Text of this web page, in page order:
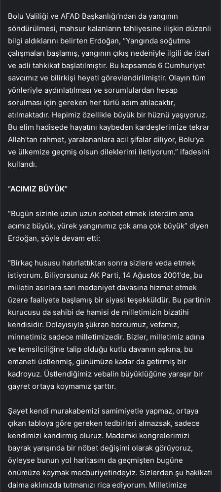
Bolu Valiliği ve AFAD Başkanlığı’ndan da yangının
söndürülmesi, mahsur kalanların tahliyesine ilişkin düzenli
bilgi aldıklarını belirten Erdoğan, “Yangında soğutma
çalışmaları başlamış, yangının çıkış nedeniyle ilgili de idari
ve adli tahkikat başlatılmıştır. Bu kapsamda 6 Cumhuriyet
savcımız ve bilirkişi heyeti görevlendirilmiştir. Olayın tüm
yönleriyle aydınlatılması ve sorumlulardan hesap
sorulması için gereken her türlü adım atılacaktır,
atılmaktadır. Hepimiz özellikle büyük bir hüznü yaşıyoruz.
Bu elim hadisede hayatını kaybeden kardeşlerimize tekrar
Allah’tan rahmet, yaralananlara acil şifalar diliyor, Bolu’ya
ve ülkemize geçmiş olsun dileklerimi iletiyorum.” ifadesini
kullandı.
“ACIMIZ BÜYÜK”
“Bugün sizinle uzun uzun sohbet etmek isterdim ama
acımız büyük, yürek yangınımız çok ama çok büyük” diyen
Erdoğan, şöyle devam etti:
“Birkaç hususu hatırlattıktan sonra sizlere veda etmek
istiyorum. Biliyorsunuz AK Parti, 14 Ağustos 2001’de, bu
milletin asırlara sari medeniyet davasına hizmet etmek
üzere faaliyete başlamış bir siyasi teşekküldür. Bu partinin
kurucusu da sahibi de hamisi de milletimizin bizatihi
kendisidir. Dolayısıyla şükran borcumuz, vefamız,
minnetimiz sadece milletimizedir. Bizler, milletimiz adına
ve temsilciliğine talip olduğu kutlu davanın aşkına, bu
emaneti üstlenmiş, günümüze kadar da getirmiş bir
kadroyuz. Üstlendiğimiz vebalin büyüklüğüne yaraşır bir
gayret ortaya koymamız şarttır.
Şayet kendi murakabemizi samimiyetle yapmaz, ortaya
çıkan tabloya göre gereken tedbirleri almazsak, sadece
kendimizi kandırmış oluruz. Mademki kongrelerimizi
bayrak yarışında bir nöbet değişimi olarak görüyoruz,
öyleyse bunun yol haritasını da geçmişten bugüne
önümüze koymak mecburiyetindeyiz. Sizlerden şu hakikati
daima aklınızda tutmanızı rica ediyorum. Milletimize